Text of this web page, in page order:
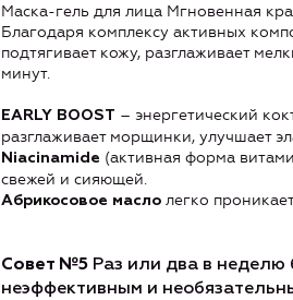
Маска-гель для лица Мгновенная
Благодаря комплексу активных
подтягивает кожу, разглаживает
минут.
EARLY BOOST – энергетический
разглаживает морщинки, улучшает
Niacinamide (активная форма
свежей и сияющей.
Абрикосовое масло легко
Совет №5 Раз или два в неделю
неэффективным и